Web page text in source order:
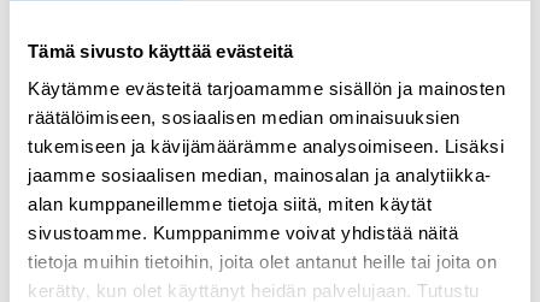
Tämä sivusto käyttää evästeitä
Käytämme evästeitä tarjoamamme sisällön ja mainosten
räätälöimiseen, sosiaalisen median ominaisuuksien
tukemiseen ja kävijämäärämme analysoimiseen. Lisäksi
jaamme sosiaalisen median, mainosalan ja analytiikka-
alan kumppaneillemme tietoja siitä, miten käytät
sivustoamme. Kumppanimme voivat yhdistää näitä
tietoja muihin tietoihin, joita olet antanut heille tai joita on
kerätty, kun olet käyttänyt heidän palvelujaan. Tutustu
nominal current: 15 A, nom. voltage: 32 V, width: 6 mm,
fuse type: Slow-blow, fuse type: Automatic device,
mounting type: on base element, Color: blue
Lisätietoja tuotteesta
Osasto:Muut sulaketarvikkeet